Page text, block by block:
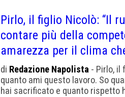
Pirlo, il figlio Nicolò: “Il
contare più della
amarezza per il clima
di Redazione Napolista - Pirlo, il
quanto ami questo lavoro. So
hai sacrificato e quanto rispetto